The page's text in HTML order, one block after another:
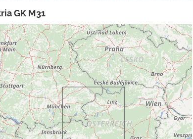
GK M31